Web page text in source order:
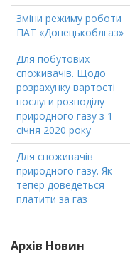
Зміни режиму роботи
ПАТ «Донецькоблгаз»
Для побутових
споживачів. Щодо
розрахунку вартості
послуги розподілу
природного газу з 1
січня 2020 року
Для споживачів
природного газу. Як
тепер доведеться
платити за газ
Архів Новин